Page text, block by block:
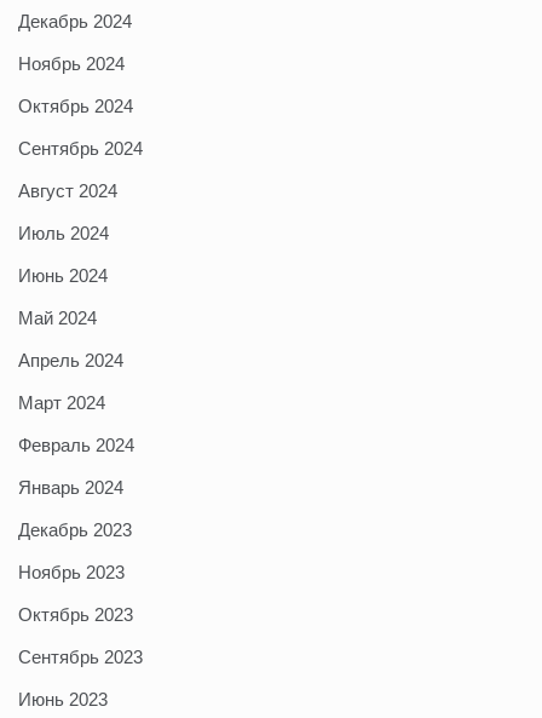
Декабрь 2024
Ноябрь 2024
Октябрь 2024
Сентябрь 2024
Август 2024
Июль 2024
Июнь 2024
Май 2024
Апрель 2024
Март 2024
Февраль 2024
Январь 2024
Декабрь 2023
Ноябрь 2023
Октябрь 2023
Сентябрь 2023
Июнь 2023